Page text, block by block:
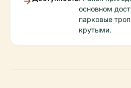
основном
парковые
крутыми.